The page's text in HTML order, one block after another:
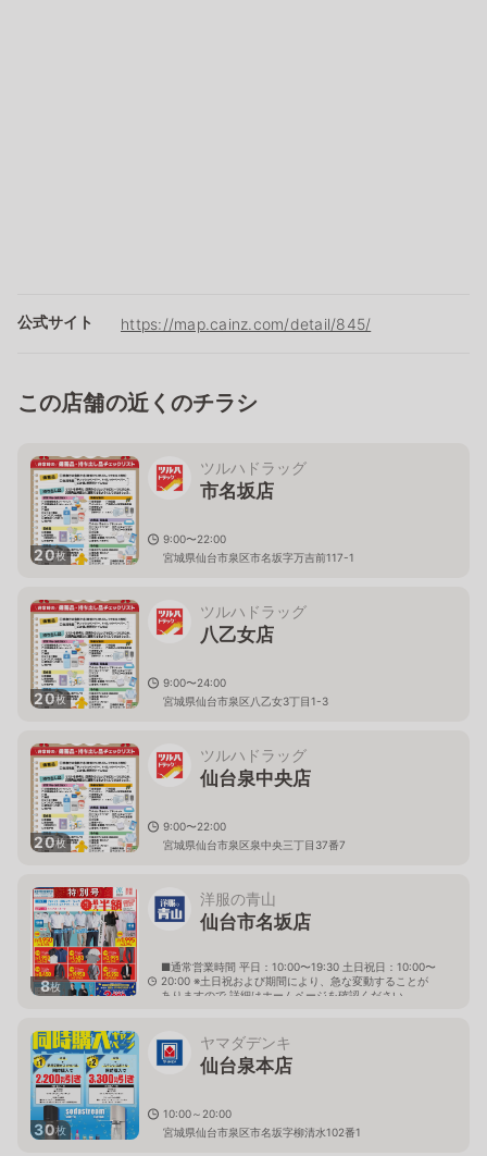
公式サイト https://map.cainz.com/detail/845/
この店舗の近くのチラシ
20枚
ツルハドラッグ
市名坂店
9:00〜22:00
宮城県仙台市泉区市名坂字万吉前117-1
20枚
ツルハドラッグ
八乙女店
9:00〜24:00
宮城県仙台市泉区八乙女3丁目1-3
20枚
ツルハドラッグ
仙台泉中央店
9:00〜22:00
宮城県仙台市泉区泉中央三丁目37番7
8枚
洋服の青山
仙台市名坂店
■通常営業時間 平日：10:00〜19:30 土日祝日：10:00〜
20:00 ※土日祝および期間により、急な変動することが
ありますので 詳細はホームページを確認ください
30枚
ヤマダデンキ
仙台泉本店
10:00～20:00
宮城県仙台市泉区市名坂字柳清水102番1